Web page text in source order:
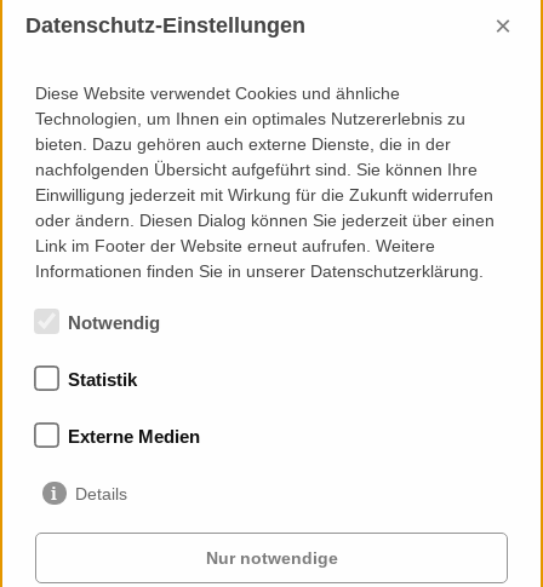
Engineering
Construction Objectives and Brief
System/Concept Design
Mock-Up Development
Provision/Shop Drawings
Memberships
Datenschutz-Einstellungen ×
Diese Website verwendet Cookies und ähnliche
Technologien, um Ihnen ein optimales Nutzererlebnis zu
bieten. Dazu gehören auch externe Dienste, die in der
nachfolgenden Übersicht aufgeführt sind. Sie können Ihre
Einwilligung jederzeit mit Wirkung für die Zukunft widerrufen
oder ändern. Diesen Dialog können Sie jederzeit über einen
Link im Footer der Website erneut aufrufen. Weitere
Informationen finden Sie in unserer Datenschutzerklärung.
Notwendig
Statistik
Externe Medien
Details
Nur notwendige